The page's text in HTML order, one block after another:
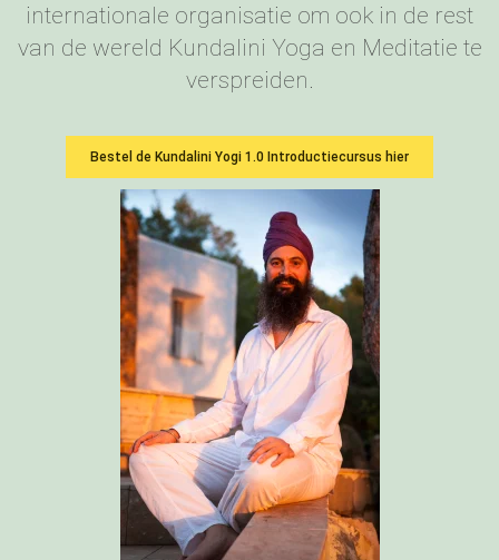
internationale organisatie om ook in de rest
van de wereld Kundalini Yoga en Meditatie te
verspreiden.
Bestel de Kundalini Yogi 1.0 Introductiecursus hier